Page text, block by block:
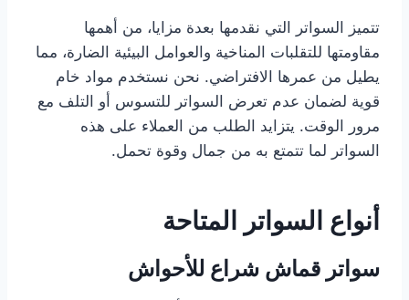
تتميز السواتر التي نقدمها بعدة مزايا، من أهمها
مقاومتها للتقلبات المناخية والعوامل البيئية الضارة، مما
يطيل من عمرها الافتراضي. نحن نستخدم مواد خام
قوية لضمان عدم تعرض السواتر للتسوس أو التلف مع
مرور الوقت. يتزايد الطلب من العملاء على هذه
السواتر لما تتمتع به من جمال وقوة تحمل.
أنواع السواتر المتاحة
سواتر قماش شراع للأحواش